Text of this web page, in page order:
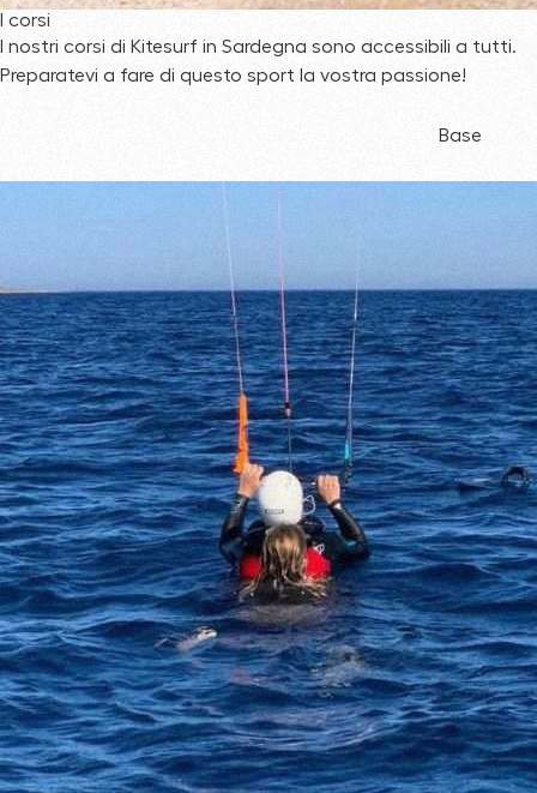
I corsi
​​I nostri corsi di Kitesurf in Sardegna sono accessibili a tutti.
Preparatevi a fare di questo sport la vostra passione!
Base